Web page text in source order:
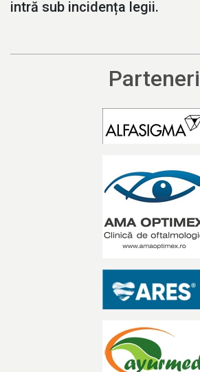
intră sub incidența legii.
Parteneri